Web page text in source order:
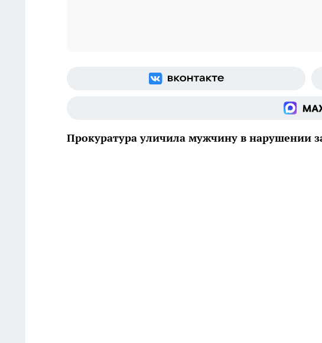
Прокуратура уличила мужчину в нарушении